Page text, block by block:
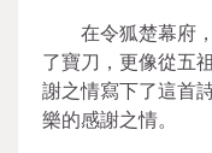
在令狐楚幕府
了寶刀，更像從五
謝之情寫下了這首
樂的感謝之情。